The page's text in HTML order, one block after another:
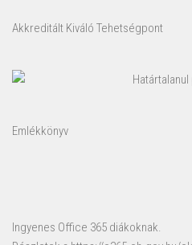
Akkreditált Kiváló Tehetségpont
Emlékkönyv
Ingyenes Office 365 diákoknak.